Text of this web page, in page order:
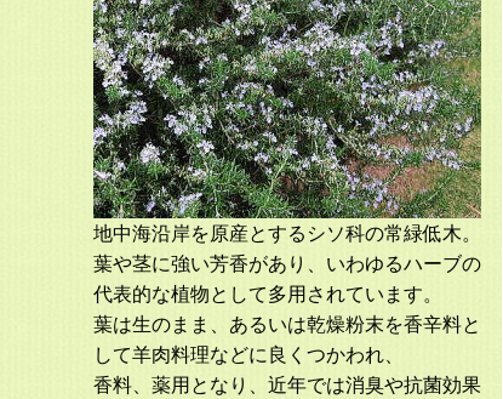
地中海沿岸を原産とするシソ科の常緑低木。
葉や茎に強い芳香があり、いわゆるハーブの
代表的な植物として多用されています。
葉は生のまま、あるいは乾燥粉末を香辛料と
して羊肉料理などに良くつかわれ、
香料、薬用となり、近年では消臭や抗菌効果